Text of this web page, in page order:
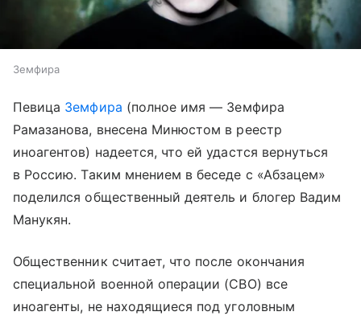
Земфира
Певица Земфира (полное имя — Земфира
Рамазанова, внесена Минюстом в реестр
иноагентов) надеется, что ей удастся вернуться
в Россию. Таким мнением в беседе с «Абзацем»
поделился общественный деятель и блогер Вадим
Манукян.
Общественник считает, что после окончания
специальной военной операции (СВО) все
иноагенты, не находящиеся под уголовным